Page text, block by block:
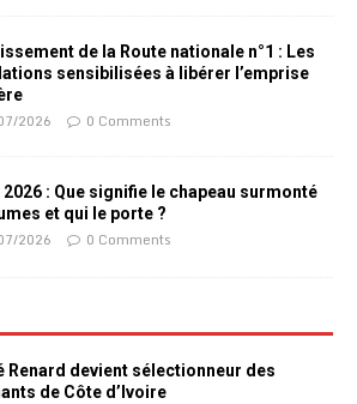
de la Route nationale n°1 : Les
sensibilisées à libérer l’emprise
2026 0 Comments
2026 : Que signifie le chapeau surmonté
et qui le porte ?
2026 0 Comments
Renard devient sélectionneur des
de Côte d’Ivoire